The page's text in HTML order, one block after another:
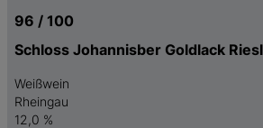
96 / 100
Schloss Johannisber Goldlack
Weißwein
Rheingau
12,0 %